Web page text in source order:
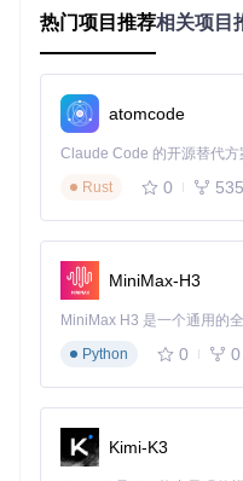
环境检查：工具首先验
境和7zip命令行工具
目标分析：自动检测
密码测试：多线程并行
密码
进度监控：实时显示已
整个过程完全自动化，你
工具会在找到正确密码时
结果解析：密码找回后的下
当工具成功找到正确密码
备份重要文件到非加密
考虑使用密码管理器来
热门项目推荐相关项目
atomcode
Rust
0 535
MiniMax-H3
Python
0 0
Kimi-K3